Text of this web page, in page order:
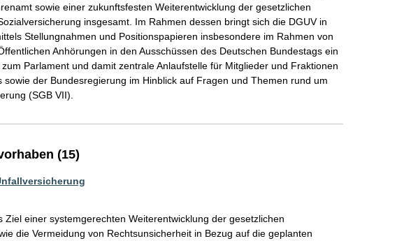
sowie einer zukunftsfesten Weiterentwicklung der gesetzlichen
insgesamt. Im Rahmen dessen bringt sich die DGUV in
Stellungnahmen und Positionspapieren insbesondere im Rahmen von
Anhörungen in den Ausschüssen des Deutschen Bundestags ein
Parlament und damit zentrale Anlaufstelle für Mitglieder und Fraktionen
sowie der Bundesregierung im Hinblick auf Fragen und Themen rund um
(SGB VII).
(15)
Ziel einer systemgerechten Weiterentwicklung der gesetzlichen
die Vermeidung von Rechtsunsicherheit in Bezug auf die geplanten